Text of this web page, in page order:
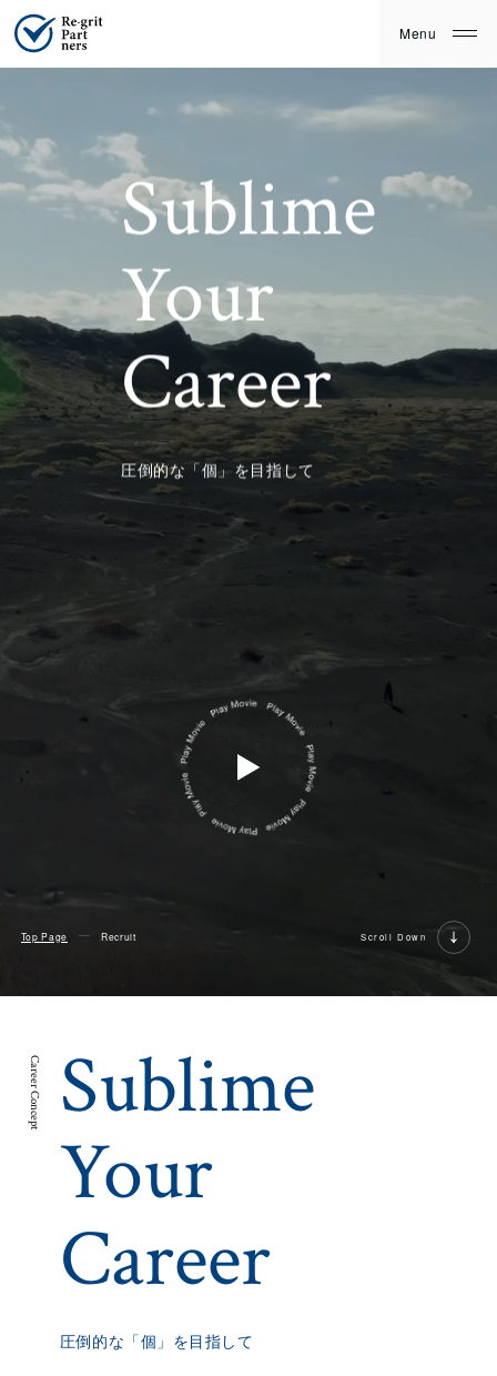
Sublime
Your
Career
圧倒的な「個」を目指して
Top Page Recruit Scroll Down
Career Concept Sublime
Your
Career
圧倒的な「個」を目指して